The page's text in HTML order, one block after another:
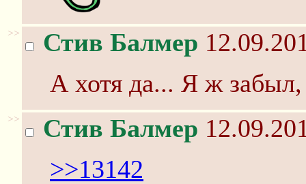
>> Стив Балмер
А хотя да... Я ж забыл,
>> Стив Балмер
>>13142